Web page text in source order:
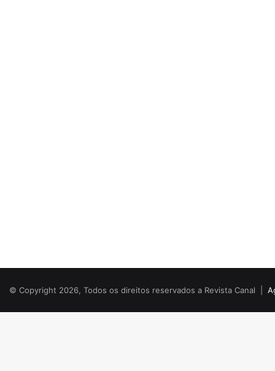
© Copyright 2026, Todos os direitos reservados a Revista Canal |